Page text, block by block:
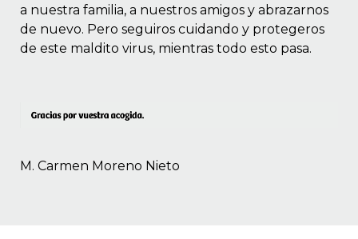
a nuestra familia, a nuestros amigos y abrazarnos
de nuevo. Pero seguiros cuidando y protegeros
de este maldito virus, mientras todo esto pasa.
M. Carmen Moreno Nieto